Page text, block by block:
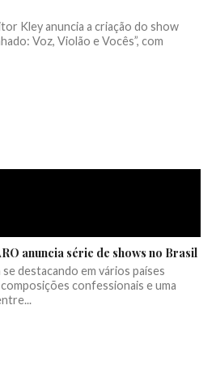
Kley anuncia a criação do show
Voz, Violão e Vocês”, com
anuncia série de shows no Brasil
destacando em vários países
confessionais e uma